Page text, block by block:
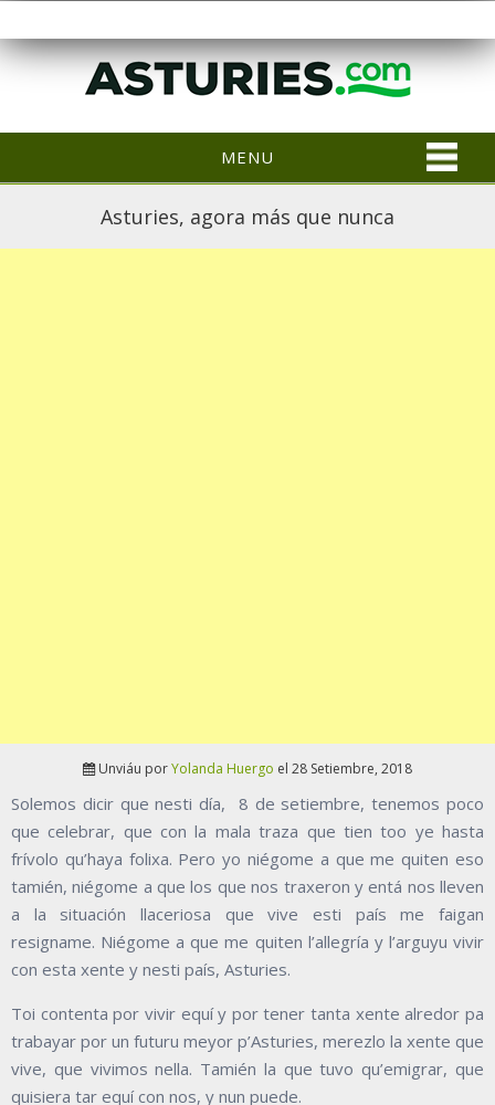
MENU
Asturies, agora más que nunca
Unviáu porYolanda Huergo el 28 Setiembre, 2018
Solemos dicir que nesti día, 8 de setiembre, tenemos poco
que celebrar, que con la mala traza que tien too ye hasta
frívolo qu’haya folixa. Pero yo niégome a que me quiten eso
tamién, niégome a que los que nos traxeron y entá nos lleven
a la situación llaceriosa que vive esti país me faigan
resigname. Niégome a que me quiten l’allegría y l’arguyu vivir
con esta xente y nesti país, Asturies.
Toi contenta por vivir equí y por tener tanta xente alredor pa
trabayar por un futuru meyor p’Asturies, merezlo la xente que
vive, que vivimos nella. Tamién la que tuvo qu’emigrar, que
quisiera tar equí con nos, y nun puede.